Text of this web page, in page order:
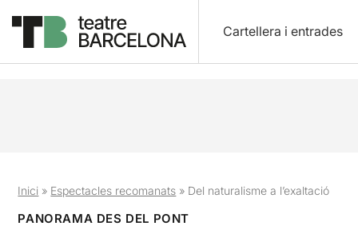
Cartellera i entrades
Inici » Espectacles recomanats » Del naturalisme a l’exaltació
PANORAMA DES DEL PONT